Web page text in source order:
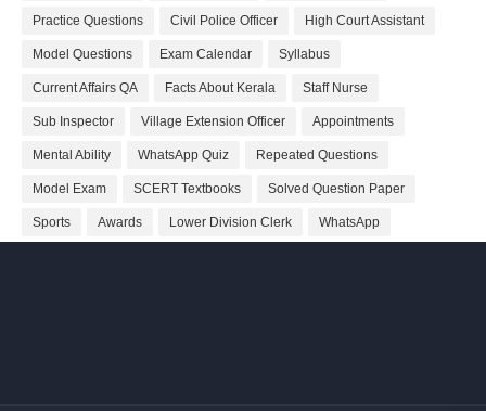
Practice Questions Civil Police Officer High Court Assistant
Model Questions Exam Calendar Syllabus
Current Affairs QA Facts About Kerala Staff Nurse
Sub Inspector Village Extension Officer Appointments
Mental Ability WhatsApp Quiz Repeated Questions
Model Exam SCERT Textbooks Solved Question Paper
Sports Awards Lower Division Clerk WhatsApp